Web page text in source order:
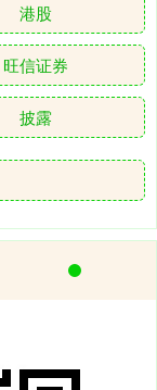
港股
旺信证券
披露